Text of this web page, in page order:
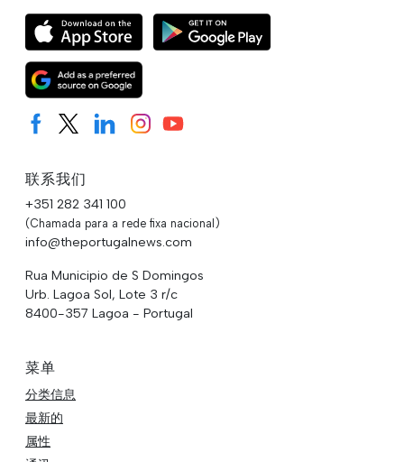
联系我们
+351 282 341 100
(Chamada para a rede fixa nacional)
info@theportugalnews.com
Rua Municipio de S Domingos
Urb. Lagoa Sol, Lote 3 r/c
8400-357 Lagoa - Portugal
菜单
分类信息
最新的
属性